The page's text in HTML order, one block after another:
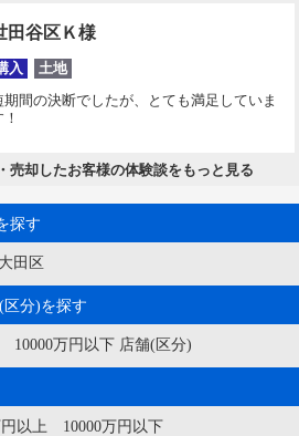
田谷区Ｋ様
入 土地
期間の決断でしたが、とても満足していま
売却したお客様の体験談をもっと見る
探す
大田区
分)を探す
10000万円以下 店舗(区分)
円以上 10000万円以下